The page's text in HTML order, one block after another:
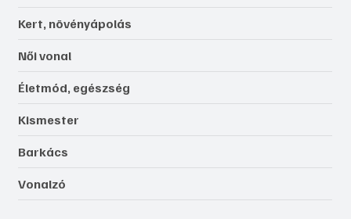
Kert, növényápolás
Női vonal
Életmód, egészség
Kismester
Barkács
Vonalzó